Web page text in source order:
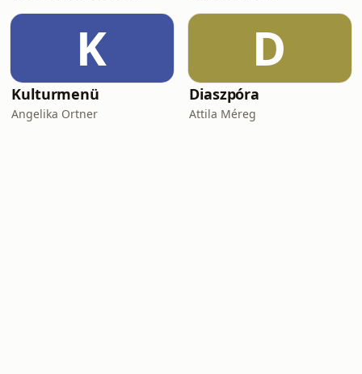
K
Kulturmenü
Angelika Ortner
D
Diaszpóra
Attila Méreg